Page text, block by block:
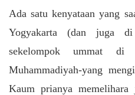
Ada satu kenyataan yang
Yogyakarta (dan juga
sekelompok ummat di
Muhammadiyah-yang
Kaum prianya